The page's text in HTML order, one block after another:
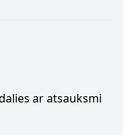
ar atsauksmi